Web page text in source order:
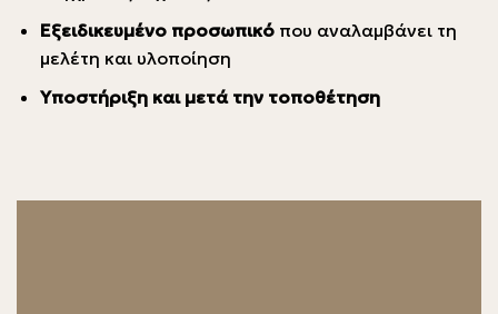
Εξειδικευμένο προσωπικόπου αναλαμβάνει τη
μελέτη και υλοποίηση
Υποστήριξη και μετά την τοποθέτηση